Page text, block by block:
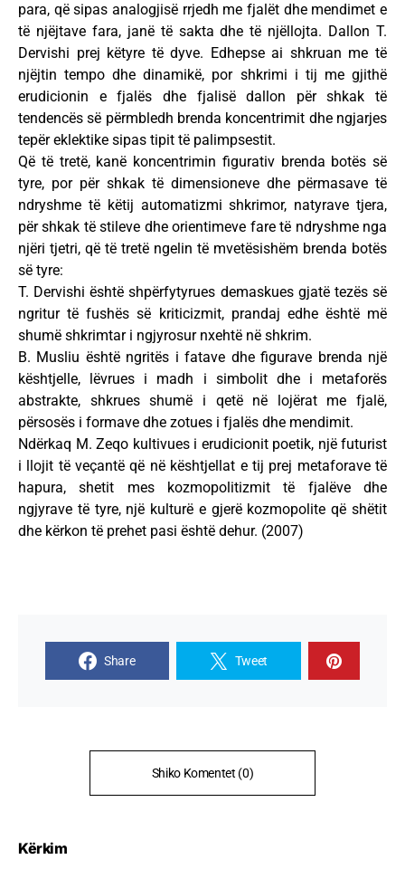
para, që sipas analogjisë rrjedh me fjalët dhe mendimet e
të njëjtave fara, janë të sakta dhe të njëllojta. Dallon T.
Dervishi prej këtyre të dyve. Edhepse ai shkruan me të
njëjtin tempo dhe dinamikë, por shkrimi i tij me gjithë
erudicionin e fjalës dhe fjalisë dallon për shkak të
tendencës së përmbledh brenda koncentrimit dhe ngjarjes
tepër eklektike sipas tipit të palimpsestit.
Që të tretë, kanë koncentrimin figurativ brenda botës së
tyre, por për shkak të dimensioneve dhe përmasave të
ndryshme të këtij automatizmi shkrimor, natyrave tjera,
për shkak të stileve dhe orientimeve fare të ndryshme nga
njëri tjetri, që të tretë ngelin të mvetësishëm brenda botës
së tyre:
T. Dervishi është shpërfytyrues demaskues gjatë tezës së
ngritur të fushës së kriticizmit, prandaj edhe është më
shumë shkrimtar i ngjyrosur nxehtë në shkrim.
B. Musliu është ngritës i fatave dhe figurave brenda një
kështjelle, lëvrues i madh i simbolit dhe i metaforës
abstrakte, shkrues shumë i qetë në lojërat me fjalë,
përsosës i formave dhe zotues i fjalës dhe mendimit.
Ndërkaq M. Zeqo kultivues i erudicionit poetik, një futurist
i llojit të veçantë që në kështjellat e tij prej metaforave të
hapura, shetit mes kozmopolitizmit të fjalëve dhe
ngjyrave të tyre, një kulturë e gjerë kozmopolite që shëtit
dhe kërkon të prehet pasi është dehur. (2007)
Share Tweet
Shiko Komentet (0)
Kërkim